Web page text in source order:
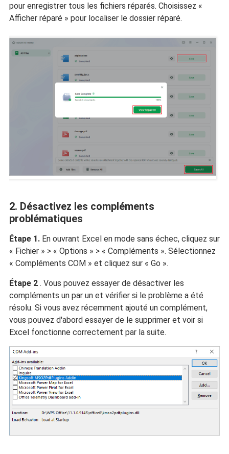
pour enregistrer tous les fichiers réparés. Choisissez «
Afficher réparé » pour localiser le dossier réparé.
2. Désactivez les compléments
problématiques
Étape 1.En ouvrant Excel en mode sans échec, cliquez sur
« Fichier » > « Options » > « Compléments ». Sélectionnez
« Compléments COM » et cliquez sur « Go ».
Étape 2. Vous pouvez essayer de désactiver les
compléments un par un et vérifier si le problème a été
résolu. Si vous avez récemment ajouté un complément,
vous pouvez d'abord essayer de le supprimer et voir si
Excel fonctionne correctement par la suite.